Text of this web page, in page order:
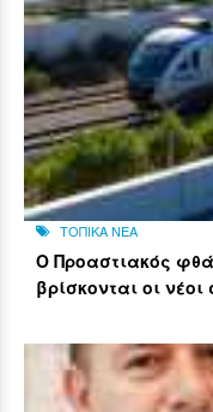
ΤΟΠΙΚΑ ΝΕΑ
Ο Προαστιακός
βρίσκονται οι νέοι